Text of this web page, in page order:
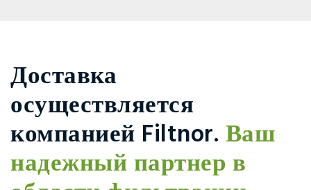
Доставка
осуществляется
компанией Filtnor.Ваш
надежный партнер в